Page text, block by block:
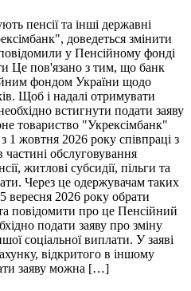
пенсії та інші державні
доведеться змінити
у Пенсійному фонді
Це пов'язано з тим, що банк
фондом України щодо
Щоб і надалі отримувати
встигнути подати заяву
товариство "Укрексімбанк"
жовтня 2026 року співпраці з
обслуговування
житлові субсидії, пільги та
Через це одержувачам таких
вересня 2026 року обрати
повідомити про це Пенсійний
подати заяву про зміну
соціальної виплати. У заяві
відкритого в іншому
заяву можна […]